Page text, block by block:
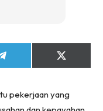
Share
on
Share
on
pekerjaan yang